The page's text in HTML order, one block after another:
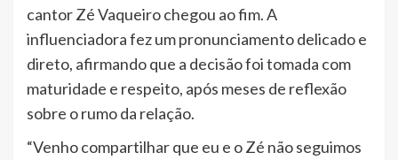
cantor Zé Vaqueiro chegou ao fim. A
influenciadora fez um pronunciamento delicado e
direto, afirmando que a decisão foi tomada com
maturidade e respeito, após meses de reflexão
sobre o rumo da relação.
“Venho compartilhar que eu e o Zé não seguimos